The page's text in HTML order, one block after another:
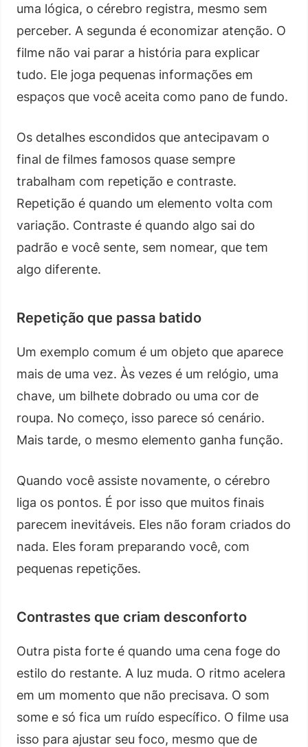
uma lógica, o cérebro registra, mesmo sem
perceber. A segunda é economizar atenção. O
filme não vai parar a história para explicar
tudo. Ele joga pequenas informações em
espaços que você aceita como pano de fundo.
Os detalhes escondidos que antecipavam o
final de filmes famosos quase sempre
trabalham com repetição e contraste.
Repetição é quando um elemento volta com
variação. Contraste é quando algo sai do
padrão e você sente, sem nomear, que tem
algo diferente.
Repetição que passa batido
Um exemplo comum é um objeto que aparece
mais de uma vez. Às vezes é um relógio, uma
chave, um bilhete dobrado ou uma cor de
roupa. No começo, isso parece só cenário.
Mais tarde, o mesmo elemento ganha função.
Quando você assiste novamente, o cérebro
liga os pontos. É por isso que muitos finais
parecem inevitáveis. Eles não foram criados do
nada. Eles foram preparando você, com
pequenas repetições.
Contrastes que criam desconforto
Outra pista forte é quando uma cena foge do
estilo do restante. A luz muda. O ritmo acelera
em um momento que não precisava. O som
some e só fica um ruído específico. O filme usa
isso para ajustar seu foco, mesmo que de